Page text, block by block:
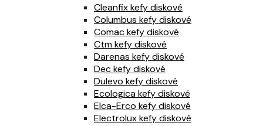
Cleanfix kefy diskové
Columbus kefy diskové
Comac kefy diskové
Ctm kefy diskové
Darenas kefy diskové
Dec kefy diskové
Dulevo kefy diskové
Ecologica kefy diskové
Elca-Erco kefy diskové
Electrolux kefy diskové